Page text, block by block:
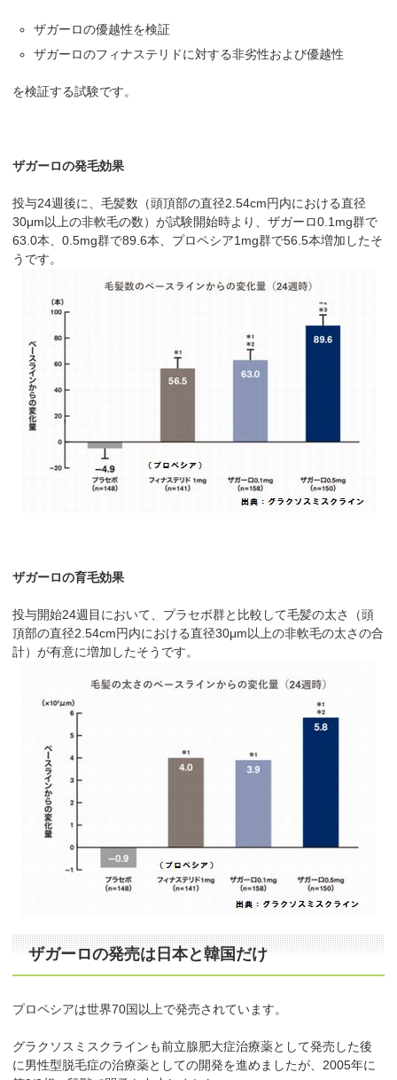
ザガーロの優越性を検証
ザガーロのフィナステリドに対する非劣性および優越性
を検証する試験です。
ザガーロの発毛効果
投与24週後に、毛髪数（頭頂部の直径2.54cm円内における直径
30μm以上の非軟毛の数）が試験開始時より、ザガーロ0.1mg群で
63.0本、0.5mg群で89.6本、プロペシア1mg群で56.5本増加したそ
うです。
ザガーロの育毛効果
投与開始24週目において、プラセボ群と比較して毛髪の太さ（頭
頂部の直径2.54cm円内における直径30μm以上の非軟毛の太さの合
計）が有意に増加したそうです。
ザガーロの発売は日本と韓国だけ
プロペシアは世界70国以上で発売されています。
グラクソスミスクラインも前立腺肥大症治療薬として発売した後
に男性型脱毛症の治療薬としての開発を進めましたが、2005年に